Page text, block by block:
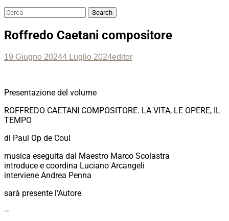
Search
Search
Roffredo Caetani compositore
Posted
19 Giugno 20244 Luglio 2024Author
editor
Presentazione del volume
ROFFREDO CAETANI COMPOSITORE. LA VITA, LE OPERE, IL
TEMPO
di Paul Op de Coul
musica eseguita dal Maestro Marco Scolastra
introduce e coordina Luciano Arcangeli
interviene Andrea Penna
sarà presente l’Autore
–